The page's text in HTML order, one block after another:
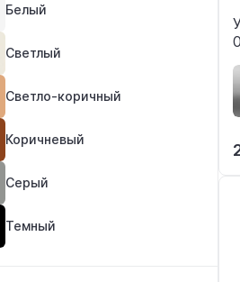
Белый
Светлый
Светло-коричный
Коричневый
Серый
Темный